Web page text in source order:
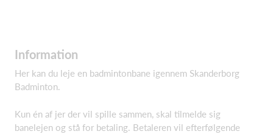
Information
Her kan du leje en badmintonbane igennem Skanderborg
Badminton.
Kun én af jer der vil spille sammen, skal tilmelde sig
banelejen og stå for betaling. Betaleren vil efterfølgende